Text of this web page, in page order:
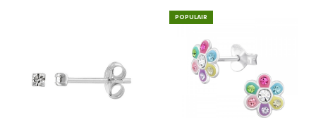
POPULAIR